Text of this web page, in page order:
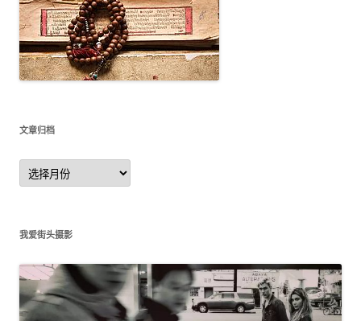
文章归档
文
章
归
我爱街头摄影